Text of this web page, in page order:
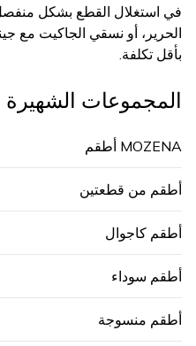
في استغلال القطع بشكل
الحرير، أو نسقي الجاكيت مع
بأقل تكلفة.
المجموعات الشهيرة
MOZENA أطقم
أطقم من قطعتين
أطقم كاجوال
أطقم سوداء
أطقم منسوجة